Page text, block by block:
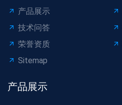
产品展示
技术问答
荣誉资质
Sitemap
产品展示